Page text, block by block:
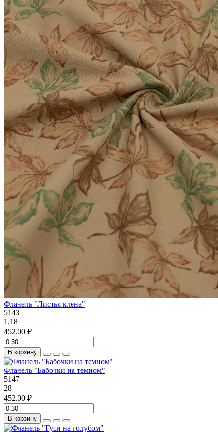
Фланель "Листья клена"
5143
1.18
452.00 ₽
В корзину
Фланель "Бабочки на темном"
5147
28
452.00 ₽
В корзину